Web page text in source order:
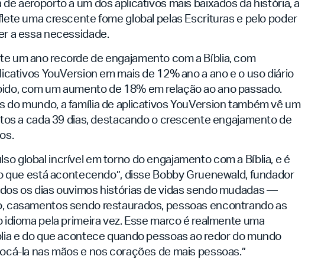
aeroporto a um dos aplicativos mais baixados da história, a
uma crescente fome global pelas Escrituras e pelo poder
a essa necessidade.
um ano recorde de engajamento com a Bíblia, com
YouVersion em mais de 12% ano a ano e o uso diário
com um aumento de 18% em relação ao ano passado.
do mundo, a família de aplicativos YouVersion também vê um
a cada 39 dias, destacando o crescente engajamento de
global incrível em torno do engajamento com a Bíblia, e é
está acontecendo”, disse Bobby Gruenewald, fundador
os dias ouvimos histórias de vidas sendo mudadas —
casamentos sendo restaurados, pessoas encontrando as
pela primeira vez. Esse marco é realmente uma
e do que acontece quando pessoas ao redor do mundo
la nas mãos e nos corações de mais pessoas.”